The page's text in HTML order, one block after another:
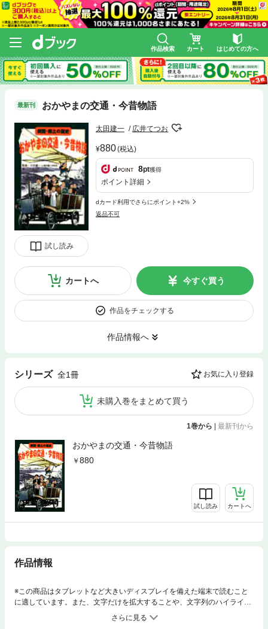
作品検索 カート はじめての方へ
最新刊 おかやまの交通・今昔物語
試し読み
太田建一 広井てつお
880(税込)
8pt獲得
ポイント詳細
dカード利用でさらにポイント+2%
返品不可
カートへ 今すぐ買う
作品をチェックする
作品情報へ
シリーズ 全1冊 お気に入り登録
未購入巻をまとめて買う
1巻から | 最新刊から
おかやまの交通・今昔物語
880
試し読み カートへ
作品情報
※この商品はタブレットなど大きいディスプレイを備えた端末で読むこと
に適しています。また、文字だけを拡大することや、文字列のハイライ
ト、検索、辞書の参照、引用などの機能が使用できません。世界で初めて
空を飛んだ表具師・幸吉、日本で初めて国産自動車を走らせた山羽虎夫